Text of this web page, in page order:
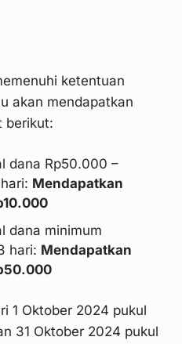
ketentuan
akan mendapatkan
berikut:
dana Rp50.000 –
Mendapatkan
dana minimum
hari: Mendapatkan
1 Oktober 2024 pukul
31 Oktober 2024 pukul